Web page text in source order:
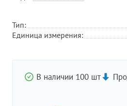
Тип:
Единица измерения:
В наличии 100 шт